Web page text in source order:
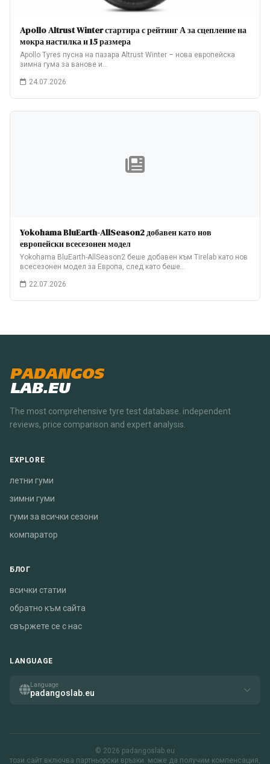
Apollo Altrust Winter стартира с рейтинг А за сцепление на
мокра настилка и 15 размера
Apollo Tyres пусна на пазара Altrust Winter – нова европейска
зимна гума за ванове и…
24.07.2026
Yokohama BluEarth-AllSeason2 добавен като нов
европейски всесезонен модел
Yokohama BluEarth-AllSeason2 беше добавен към Tirelab като нов
всесезонен модел за Европа, след като беше…
22.07.2026
PADANGOS
LAB.EU
The most comprehensive tyre test database. independent
reviews, price comparison and expert analysis.
EXPLORE
летни гуми
зимни гуми
гуми за всички сезони
компаратор
БЛОГ
всички статии
обратно към сайта
свържете се с нас
LANGUAGE
Language
padangoslab.eu
© 2026 padangoslab.eu
този сайт включва партньорски връзки. може да получим компенсация,